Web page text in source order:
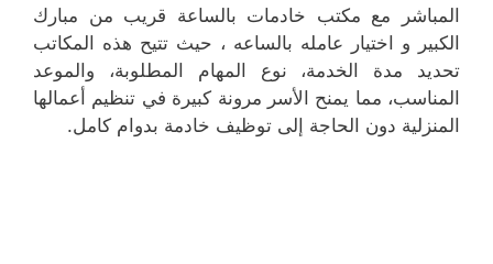
المباشر مع مكتب خادمات بالساعة قريب من مبارك
الكبير و اختيار عامله بالساعه ، حيث تتيح هذه المكاتب
تحديد مدة الخدمة، نوع المهام المطلوبة، والموعد
المناسب، مما يمنح الأسر مرونة كبيرة في تنظيم أعمالها
المنزلية دون الحاجة إلى توظيف خادمة بدوام كامل.